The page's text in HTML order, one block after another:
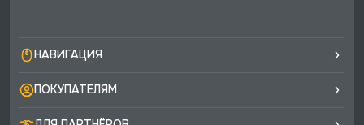
НАВИГАЦИЯ
ПОКУПАТЕЛЯМ